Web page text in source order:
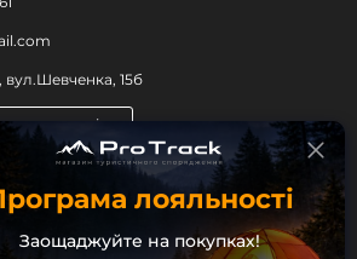
15б
лояльності
Заощаджуйте на покупках!